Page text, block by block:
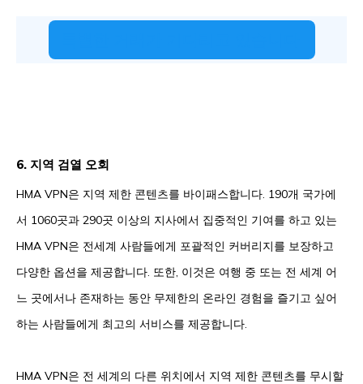
6. 지역 검열 오회
HMA VPN은 지역 제한 콘텐츠를 바이패스합니다. 190개 국가에
서 1060곳과 290곳 이상의 지사에서 집중적인 기여를 하고 있는
HMA VPN은 전세계 사람들에게 포괄적인 커버리지를 보장하고
다양한 옵션을 제공합니다. 또한, 이것은 여행 중 또는 전 세계 어
느 곳에서나 존재하는 동안 무제한의 온라인 경험을 즐기고 싶어
하는 사람들에게 최고의 서비스를 제공합니다.
HMA VPN은 전 세계의 다른 위치에서 지역 제한 콘텐츠를 무시할